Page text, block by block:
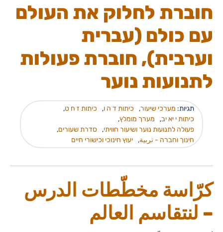
חוברת לחלוק את העולם
עם כולם (עברית
וערבית), חוברת פעולות
לתנועות נוער
תגיות: מערכי שיעור, כיתות ד ה ו, כיתות ז ח ט,
כיתות י יא יב, מערך מומלץ,
פעולה לתנועות נוער ושיעור חוויתי, סדרת שעורים,
חינוך וחברה - تربية, יעוץ חינוכי וכישורי חיים
كرّاسة مخطّطات الدرس
– لنتقاسم العالم